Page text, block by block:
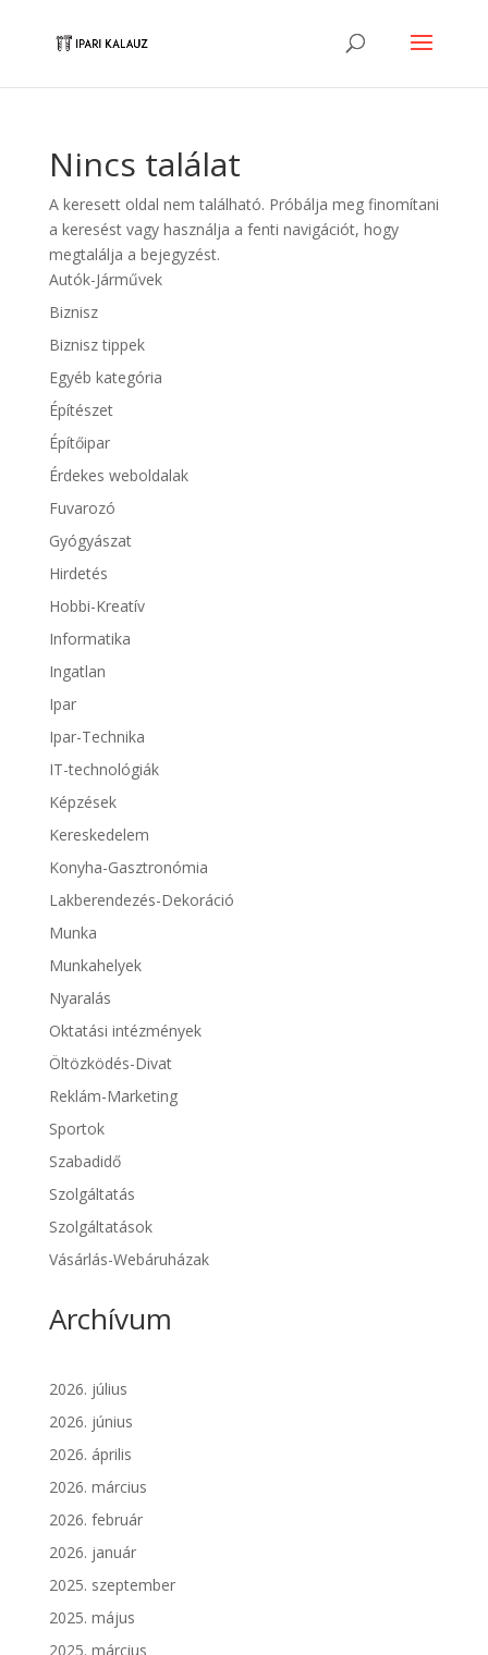
Nincs találat
A keresett oldal nem található. Próbálja meg finomítani
a keresést vagy használja a fenti navigációt, hogy
megtalálja a bejegyzést.
Autók-Járművek
Biznisz
Biznisz tippek
Egyéb kategória
Építészet
Építőipar
Érdekes weboldalak
Fuvarozó
Gyógyászat
Hirdetés
Hobbi-Kreatív
Informatika
Ingatlan
Ipar
Ipar-Technika
IT-technológiák
Képzések
Kereskedelem
Konyha-Gasztronómia
Lakberendezés-Dekoráció
Munka
Munkahelyek
Nyaralás
Oktatási intézmények
Öltözködés-Divat
Reklám-Marketing
Sportok
Szabadidő
Szolgáltatás
Szolgáltatások
Vásárlás-Webáruházak
Archívum
2026. július
2026. június
2026. április
2026. március
2026. február
2026. január
2025. szeptember
2025. május
2025. március